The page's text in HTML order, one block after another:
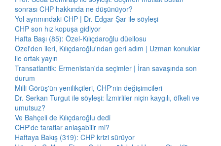
sonrası CHP hakkında ne düşünüyor?
Yol ayrımındaki CHP | Dr. Edgar Şar ile söyleşi
CHP son hız kopuşa gidiyor
Hafta Başı (85): Özel-Kılıçdaroğlu düellosu
Özel'den ileri, Kılıçdaroğlu'ndan geri adım | Uzman konuklar
ile ortak yayın
Transatlantik: Ermenistan'da seçimler | İran savaşında son
durum
Milli Görüş'ün yenilikçileri, CHP'nin değişimcileri
Dr. Serkan Turgut ile söyleşi: İzmirliler niçin kaygılı, öfkeli ve
umutsuz?
Ve Bahçeli de Kılıçdaroğlu dedi
CHP'de taraflar anlaşabilir mi?
Haftaya Bakış (319): CHP krizi sürüyor